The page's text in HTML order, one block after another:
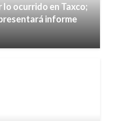
ocurrido en Taxco;
informe